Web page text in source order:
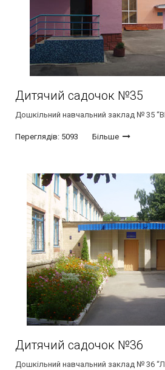
Дитячий садочок №35
Дошкільний навчальний заклад № 35
Переглядів: 5093 Більше
Дитячий садочок №36
Дошкільний навчальний заклад № 36